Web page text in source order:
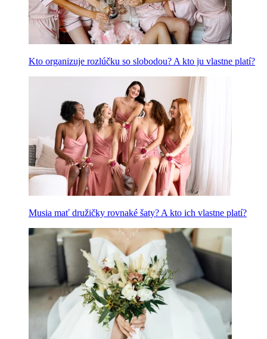
Kto organizuje rozlúčku so slobodou? A kto ju vlastne platí?
Musia mať družičky rovnaké šaty? A kto ich vlastne platí?